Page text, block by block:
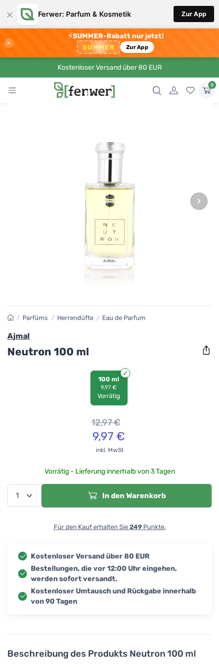
× Ferwer: Parfum & Kosmetik Zur App
×
⚡SUMMER-Rabatt nur jetzt!
SUMMER Zur App
Kostenloser Versand über 80 EUR
0
›
Beschreibung des Produkts Neutron 100 ml
/ Parfüms / Herrendüfte / Eau de Parfum
Ajmal
Neutron 100 ml
100 ml
9,97 €
Vorrätig
12,97€
9,97 €
inkl. MwSt
Vorrätig - Lieferung innerhalb von 3 Tagen
In den Warenkorb
Für den Kauf erhalten Sie 249Punkte.
Kostenloser Versand über 80 EUR
Bestellungen, die vor 12:00 Uhr eingehen,
werden sofort versandt.
Kostenloser Umtausch und Rückgabe innerhalb
von 90 Tagen